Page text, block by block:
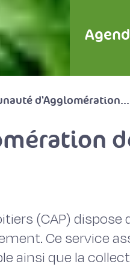
d'Agglomération...
(CAP) dispose
Ce service
ainsi que la